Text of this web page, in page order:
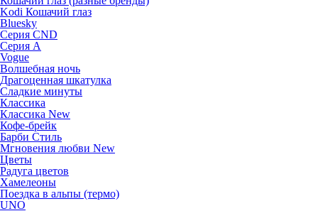
Kodi Кошачий глаз
Bluesky
Серия CND
Серия А
Vogue
Волшебная ночь
Драгоценная шкатулка
Сладкие минуты
Классика
Классика New
Кофе-брейк
Барби Стиль
Мгновения любви New
Цветы
Радуга цветов
Хамелеоны
Поездка в альпы (термо)
UNO